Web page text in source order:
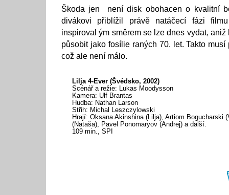
Škoda jen není disk obohacen o kvalitní
divákovi přiblížil právě natáčecí fázi
inspiroval ým směrem se lze dnes vydat,
působit jako fosílie raných 70. let. Takto
což ale není málo.
Lilja 4-Ever (Švédsko, 2002)
Scénář a režie: Lukas Moodysson
Kamera: Ulf Brantas
Hudba: Nathan Larson
Střih: Michal Leszczylowski
Hrají: Oksana Akinshina (Lilja), Artiom Bogucharski
(Nataša), Pavel Ponomaryov (Andrej) a další.
109 min., SPI